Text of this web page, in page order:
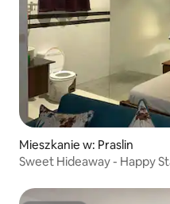
Mieszkanie w: Praslin
Sweet Hideaway - Happy